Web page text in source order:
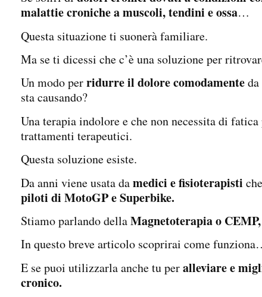
malattie croniche a muscoli, tendini e ossa…
Questa situazione ti suonerà familiare.
Ma se ti dicessi che c’è una soluzione per
Un modo perridurre il dolore comodamente
sta causando?
Una terapia indolore e che non necessita di
trattamenti terapeutici.
Questa soluzione esiste.
Da anni viene usata damedici e fisioterapisti
piloti di MotoGP e Superbike.
Stiamo parlando dellaMagnetoterapia o
In questo breve articolo scoprirai come
E se puoi utilizzarla anche tu peralleviare e
cronico.